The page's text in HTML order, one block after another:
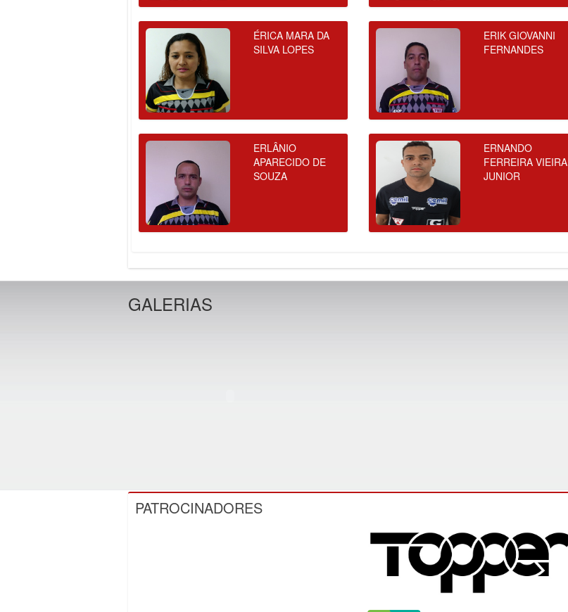
ÉRICA MARA DA
SILVA LOPES
ERIK GIOVANNI
FERNANDES
ERLÂNIO
APARECIDO DE
SOUZA
ERNANDO
FERREIRA VIEIRA
JUNIOR
GALERIAS
PATROCINADORES